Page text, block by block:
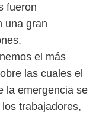
fueron
una gran
el más
las cuales el
la emergencia se
trabajadores,